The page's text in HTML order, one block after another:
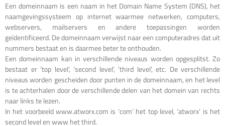
Een domeinnaam is een naam in het Domain Name System (DNS), het
naamgevingssysteem op internet waarmee netwerken, computers,
webservers, mailservers en andere toepassingen worden
geïdentificeerd. De domeinnaam verwijst naar een computeradres dat uit
nummers bestaat en is daarmee beter te onthouden.
Een domeinnaam kan in verschillende niveaus worden opgesplitst. Zo
bestaat er ’top level’, ‘second level’, ’third level’, etc. De verschillende
niveaus worden gescheiden door punten in de domeinnaam, en het level
is te achterhalen door de verschillende delen van het domein van rechts
naar links te lezen.
In het voorbeeld www.atworx.com is ‘com’ het top level, ‘atworx’ is het
second level en www het third.